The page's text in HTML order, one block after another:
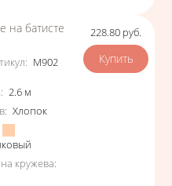
на батисте
: М902
: 2.6 м
: Хлопок
кружева:
Цена
228.80 руб.